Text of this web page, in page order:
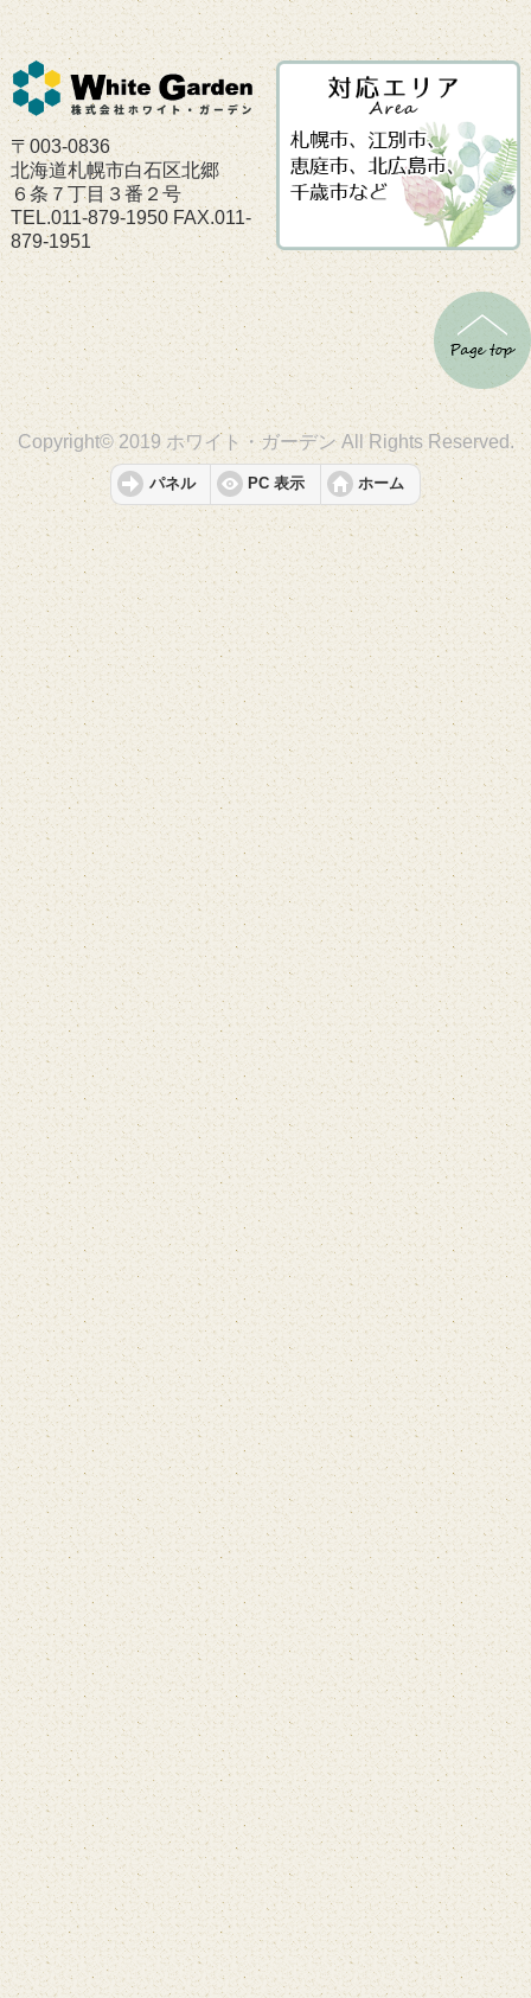
〒003-0836
北海道札幌市白石区北郷
６条７丁目３番２号
TEL.011-879-1950 FAX.011-
879-1951
Copyright© 2019 ホワイト・ガーデン All Rights Reserved.
パネル PC 表示 ホーム